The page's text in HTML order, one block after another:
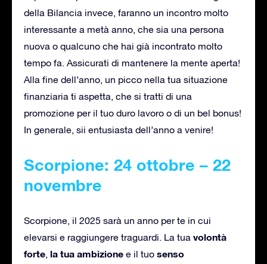
della Bilancia invece, faranno un incontro molto
interessante a metà anno, che sia una persona
nuova o qualcuno che hai già incontrato molto
tempo fa. Assicurati di mantenere la mente aperta!
Alla fine dell’anno, un picco nella tua situazione
finanziaria ti aspetta, che si tratti di una
promozione per il tuo duro lavoro o di un bel bonus!
In generale, sii entusiasta dell’anno a venire!
Scorpione: 24 ottobre – 22
novembre
Scorpione, il 2025 sarà un anno per te in cui
elevarsi e raggiungere traguardi. La tua volontà
forte, la tua ambizione e il tuo senso